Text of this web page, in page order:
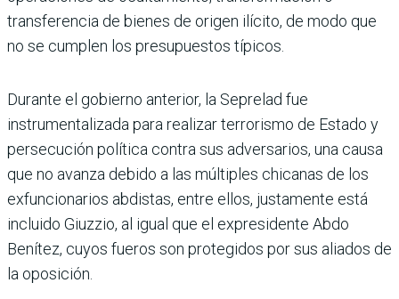
transferencia de bienes de origen ilícito, de modo que
no se cumplen los presupuestos típicos.
Durante el gobierno anterior, la Seprelad fue
instrumentalizada para realizar terrorismo de Estado y
persecución política contra sus adversarios, una causa
que no avanza debido a las múltiples chicanas de los
exfuncionarios abdistas, entre ellos, justamente está
incluido Giuzzio, al igual que el expresidente Abdo
Benítez, cuyos fueros son protegidos por sus aliados de
la oposición.